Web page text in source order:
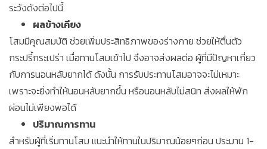
ระวังดังต่อไปนี้
ผลข้างเคียง
โสมมีคุณสมบัติ ช่วยเพิ่มประสิทธิภาพของร่างกาย ช่วยให้ตื่นตัว
กระปรี้กระเปร่า เมื่อทานโสมเข้าไป จึงอาจส่งผลต่อ ผู้ที่มีปัญหาเกี่ยว
กับการนอนหลับยากได้ ดังนั้น การรับประทานโสมอาจจะไม่เหมาะ
เพราะจะยิ่งทำให้นอนหลับยากขึ้น หรือนอนหลับไม่สนิท ส่งผลให้พัก
ผ่อนไม่เพียงพอได้
ปริมาณการทาน
สำหรับผู้ที่เริ่มทานโสม แนะนำให้ทานในปริมาณน้อยๆก่อน ประมาน 1-